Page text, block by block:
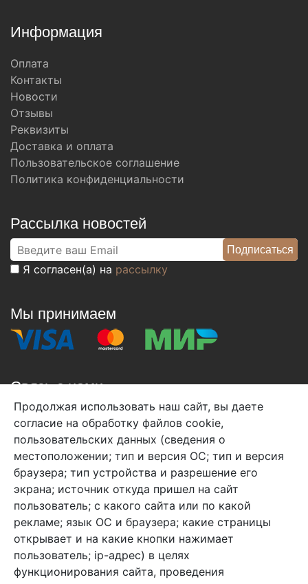
Информация
Оплата
Контакты
Новости
Отзывы
Реквизиты
Доставка и оплата
Пользовательское соглашение
Политика конфиденциальности
Рассылка новостей
Я согласен(а) на рассылку
Мы принимаем
Связь с нами
+7 (495) 933-38-08
info@arben-textile.ru- оптовые продажи
Арбен текстиль г. Щелково, пер.
1-й Советский д.25, владение 2.
Мы в соц. сетях
Продолжая использовать наш сайт, вы даете
согласие на обработку файлов cookie,
пользовательских данных (сведения о
местоположении; тип и версия ОС; тип и версия
браузера; тип устройства и разрешение его
экрана; источник откуда пришел на сайт
пользователь; с какого сайта или по какой
рекламе; язык ОС и браузера; какие страницы
открывает и на какие кнопки нажимает
пользователь; ip-адрес) в целях
функционирования сайта, проведения